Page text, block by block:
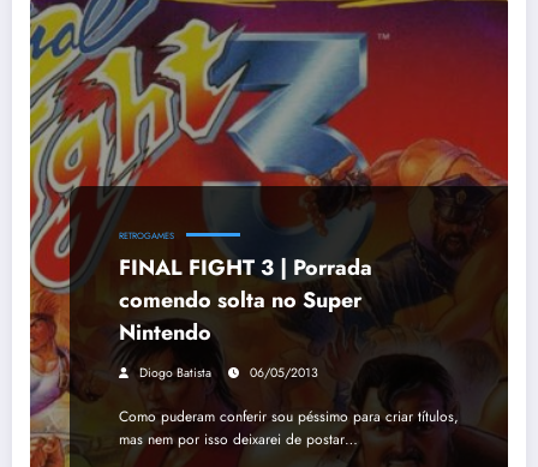
RETROGAMES
FINAL FIGHT 3 | Porrada
comendo solta no Super
Nintendo
Diogo Batista 06/05/2013
Como puderam conferir sou péssimo para criar títulos,
mas nem por isso deixarei de postar…